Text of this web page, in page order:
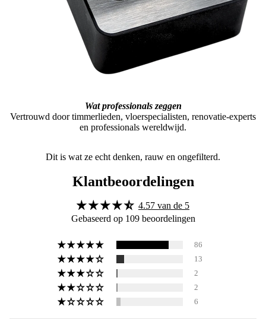
Wat professionals zeggen
Vertrouwd door timmerlieden, vloerspecialisten, renovatie-experts
en professionals wereldwijd.
Dit is wat ze echt denken, rauw en ongefilterd.
Klantbeoordelingen
4.57 van de 5
Gebaseerd op 109 beoordelingen
86
13
2
2
6